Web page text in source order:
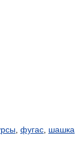
фугас шашка